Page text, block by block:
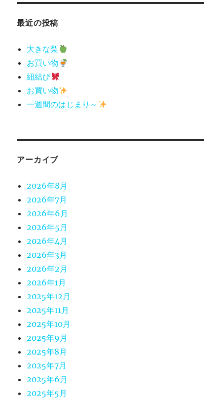
最近の投稿
大きな梨
お買い物
紐結び
お買い物
一週間のはじまり～
アーカイブ
2026年8月
2026年7月
2026年6月
2026年5月
2026年4月
2026年3月
2026年2月
2026年1月
2025年12月
2025年11月
2025年10月
2025年9月
2025年8月
2025年7月
2025年6月
2025年5月